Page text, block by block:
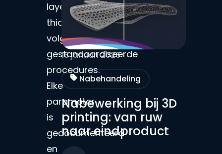
layer
thickness
volgen
gestandaardiseerde
procedures.
Elke
parameter
is
gedocumenteerd
en
Nabewerking bij 3D
printing: van ruw
naar eindproduct
16 januari 2026
Nabehandeling